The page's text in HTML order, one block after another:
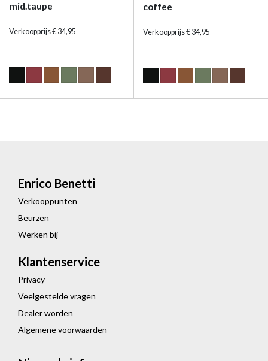
mid.taupe
Verkoopprijs € 34,95
coffee
Verkoopprijs € 34,95
Enrico Benetti
Verkooppunten
Beurzen
Werken bij
Klantenservice
Privacy
Veelgestelde vragen
Dealer worden
Algemene voorwaarden